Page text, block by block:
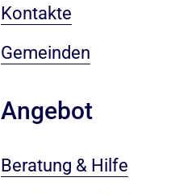
Kontakte
Gemeinden
Angebot
Beratung & Hilfe